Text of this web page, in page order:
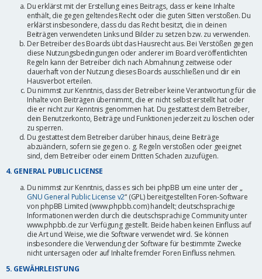
Du erklärst mit der Erstellung eines Beitrags, dass er keine Inhalte
enthält, die gegen geltendes Recht oder die guten Sitten verstoßen. Du
erklärst insbesondere, dass du das Recht besitzt, die in deinen
Beiträgen verwendeten Links und Bilder zu setzen bzw. zu verwenden.
Der Betreiber des Boards übt das Hausrecht aus. Bei Verstößen gegen
diese Nutzungsbedingungen oder anderer im Board veröffentlichten
Regeln kann der Betreiber dich nach Abmahnung zeitweise oder
dauerhaft von der Nutzung dieses Boards ausschließen und dir ein
Hausverbot erteilen.
Du nimmst zur Kenntnis, dass der Betreiber keine Verantwortung für die
Inhalte von Beiträgen übernimmt, die er nicht selbst erstellt hat oder
die er nicht zur Kenntnis genommen hat. Du gestattest dem Betreiber,
dein Benutzerkonto, Beiträge und Funktionen jederzeit zu löschen oder
zu sperren.
Du gestattest dem Betreiber darüber hinaus, deine Beiträge
abzuändern, sofern sie gegen o. g. Regeln verstoßen oder geeignet
sind, dem Betreiber oder einem Dritten Schaden zuzufügen.
4. GENERAL PUBLIC LICENSE
Du nimmst zur Kenntnis, dass es sich bei phpBB um eine unter der „
GNU General Public License v2“ (GPL) bereitgestellten Foren-Software
von phpBB Limited (www.phpbb.com) handelt; deutschsprachige
Informationen werden durch die deutschsprachige Community unter
www.phpbb.de zur Verfügung gestellt. Beide haben keinen Einfluss auf
die Art und Weise, wie die Software verwendet wird. Sie können
insbesondere die Verwendung der Software für bestimmte Zwecke
nicht untersagen oder auf Inhalte fremder Foren Einfluss nehmen.
5. GEWÄHRLEISTUNG